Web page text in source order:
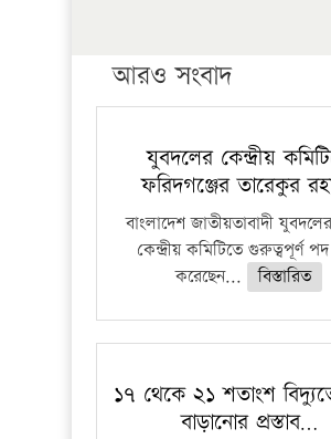
আরও সংবাদ
যুবদলের কেন্দ্রীয়
ফরিদগঞ্জের তারেকুর
বাংলাদেশ জাতীয়তাবাদী যুবদলের
কেন্দ্রীয় কমিটিতে গুরুত্বপূর্ণ
করেছেন...
বিস্তারিত
১৭ থেকে ২১ শতাংশ
বাড়ানোর প্রস্তাব…